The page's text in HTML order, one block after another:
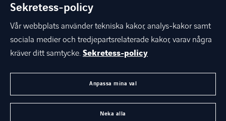
VÅR EXPERTIS
BRANSCHER
KUNSKAPSBANK & EVENTS
KARRIÄR
KONTAKTA OSS
AXIANS GLOBAL
Sekretess-policy
Vår webbplats använder tekniska kakor, analys-kakor samt
sociala medier och tredjepartsrelaterade kakor, varav några
kräver ditt samtycke.Sekretess-policy
Anpassa mina val
Neka alla